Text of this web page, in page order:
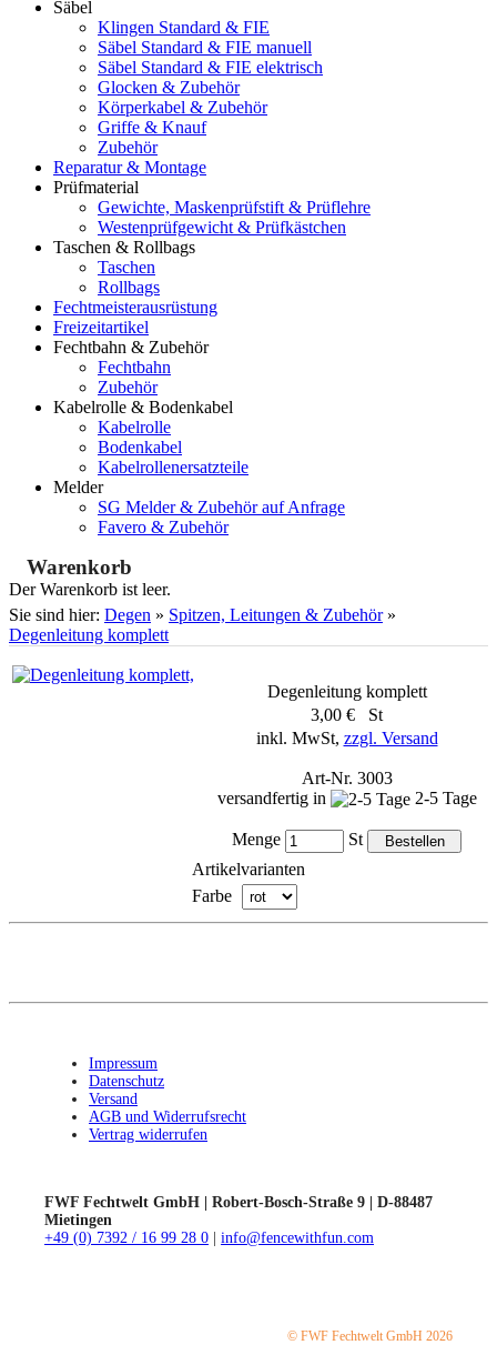
Säbel
Klingen Standard & FIE
Säbel Standard & FIE manuell
Säbel Standard & FIE elektrisch
Glocken & Zubehör
Körperkabel & Zubehör
Griffe & Knauf
Zubehör
Reparatur & Montage
Prüfmaterial
Gewichte, Maskenprüfstift & Prüflehre
Westenprüfgewicht & Prüfkästchen
Taschen & Rollbags
Taschen
Rollbags
Fechtmeisterausrüstung
Freizeitartikel
Fechtbahn & Zubehör
Fechtbahn
Zubehör
Kabelrolle & Bodenkabel
Kabelrolle
Bodenkabel
Kabelrollenersatzteile
Melder
SG Melder & Zubehör auf Anfrage
Favero & Zubehör
Warenkorb
Der Warenkorb ist leer.
Sie sind hier: Degen » Spitzen, Leitungen & Zubehör»
Degenleitung komplett
Degenleitung komplett
3,00 € St
inkl. MwSt, zzgl. Versand
Art-Nr. 3003
versandfertig in
2-5 Tage
Menge
St
Artikelvarianten
Farbe
Impressum
Datenschutz
Versand
AGB und Widerrufsrecht
Vertrag widerrufen
FWF Fechtwelt GmbH | Robert-Bosch-Straße 9 | D-88487
Mietingen
+49 (0) 7392 / 16 99 28 0
info@fencewithfun.com
© FWF Fechtwelt GmbH 2026